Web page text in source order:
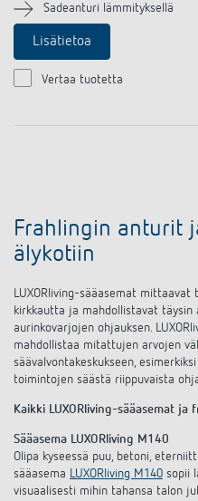
Sadeanturi lämmityksellä
Lisätietoa
Vertaa tuotetta
Frahlingin anturit
älykotiin
LUXORliving-sääasemat
kirkkautta ja mahdollistavat
aurinkovarjojen ohjauksen.
mahdollistaa mitattujen arvojen
säävalvontakeskukseen,
toimintojen säästä riippuvaista
Kaikki LUXORliving-sääasemat
Sääasema LUXORliving M140
Olipa kyseessä puu, betoni,
sääasema LUXORliving M140 sopii
visuaalisesti mihin tahansa talon